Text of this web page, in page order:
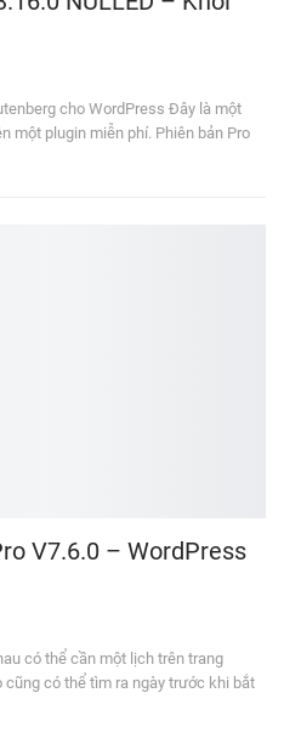
cho WordPress Đây là một
một plugin miễn phí. Phiên bản Pro
V7.6.0 – WordPress
có thể cần một lịch trên trang
có thể tìm ra ngày trước khi bắt